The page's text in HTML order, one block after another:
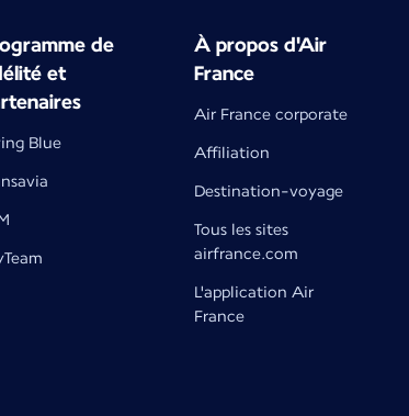
de
et
Blue
À propos d'Air
France
Air France corporate
Affiliation
Destination-voyage
Tous les sites
airfrance.com
L'application Air
France